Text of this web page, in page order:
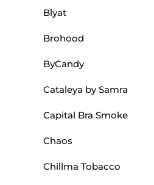
Blyat
Brohood
ByCandy
Cataleya by Samra
Capital Bra Smoke
Chaos
Chillma Tobacco